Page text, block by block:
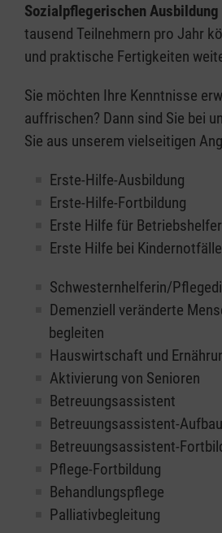
Sozialpflegerischen Ausbildung
tausend Teilnehmern pro Jahr
und praktische Fertigkeiten
Sie möchten Ihre Kenntnisse
auffrischen? Dann sind Sie bei
Sie aus unserem vielseitigen
Erste-Hilfe-Ausbildung
Erste-Hilfe-Fortbildung
Erste Hilfe für Betriebshelfer
Erste Hilfe bei
Schwesternhelferin/
Demenziell veränderte
begleiten
Hauswirtschaft und
Aktivierung von Senioren
Betreuungsassistent
Betreuungsassistent-
Betreuungsassistent-
Pflege-Fortbildung
Behandlungspflege
Palliativbegleitung